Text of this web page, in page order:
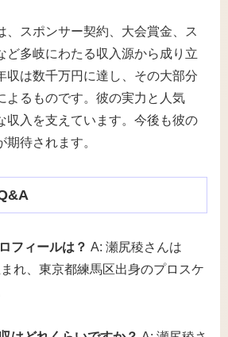
、スポンサー契約、大会賞金、ス
ど多岐にわたる収入源から成り立
収は数千万円に達し、その大部分
よるものです。彼の実力と人気
収入を支えています。今後も彼の
待されます。
フィールは？ A: 瀬尻稜さんは
れ、東京都練馬区出身のプロスケ